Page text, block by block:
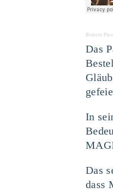
Bistum
Das
In
Das
dass